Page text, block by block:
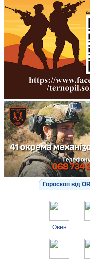
Гороскоп від
Овен